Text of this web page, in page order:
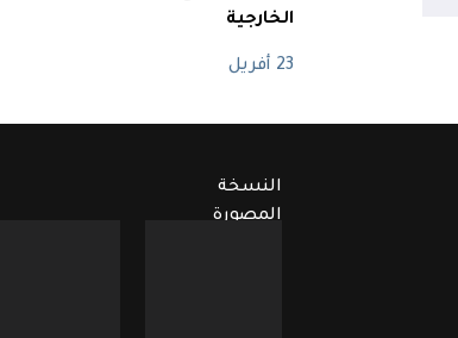
الخارجية
23 أفريل
النسخة
المصورة